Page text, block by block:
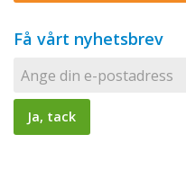
Få vårt nyhetsbrev